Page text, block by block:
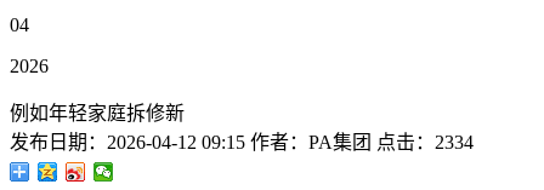
04
2026
例如年轻家庭拆修新
发布日期： 2026-04-12 09:15 作者： PA集团 点击： 2334